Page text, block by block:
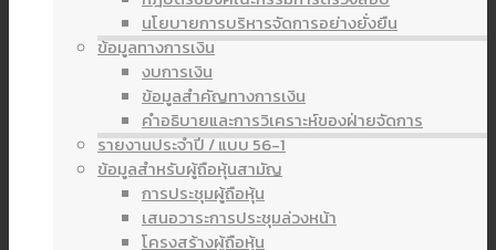
นโยบายการบริหารจัดการอย่างยั่งยืน
ข้อมูลทางการเงิน
งบการเงิน
ข้อมูลสำคัญทางการเงิน
คำอธิบายและการวิเคราะห์ของฝ่ายจัดการ
รายงานประจำปี / แบบ 56-1
ข้อมูลสำหรับผู้ถือหุ้นสามัญ
การประชุมผู้ถือหุ้น
เสนอวาระการประชุมล่วงหน้า
โครงสร้างผู้ถือหุ้น